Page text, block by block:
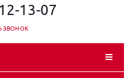
13-07
ЗВОНОК